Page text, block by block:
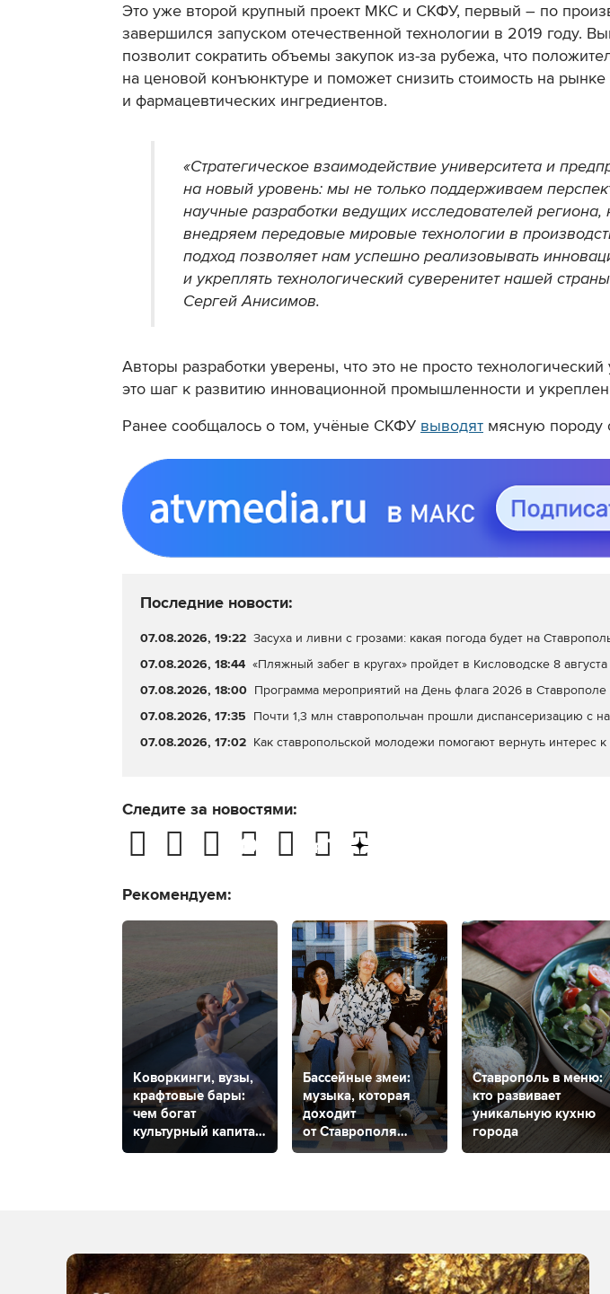
Это уже второй крупный проект МКС и СКФУ, первый – по
завершился запуском отечественной технологии в 2019 году.
позволит сократить объемы закупок из-за рубежа, что
на ценовой конъюнктуре и поможет снизить стоимость на
и фармацевтических ингредиентов.
«Стратегическое взаимодействие университета и
на новый уровень: мы не только поддерживаем
научные разработки ведущих исследователей региона,
внедряем передовые мировые технологии в
подход позволяет нам успешно реализовывать
и укреплять технологический суверенитет нашей
Сергей Анисимов.
Авторы разработки уверены, что это не просто технологический
это шаг к развитию инновационной промышленности и
Ранее сообщалось о том, учёные СКФУ выводят мясную породу
Последние новости:
07.08.2026, 19:22 Засуха и ливни с грозами: какая погода будет на
07.08.2026, 18:44 «Пляжный забег в кругах» пройдет в Кисловодске 8 августа
07.08.2026, 18:00 Программа мероприятий на День флага 2026 в Ставрополе
07.08.2026, 17:35 Почти 1,3 млн ставропольчан прошли диспансеризацию с
07.08.2026, 17:02 Как ставропольской молодежи помогают вернуть интерес к
Следите за новостями:
Рекомендуем:
Коворкинги, вузы,
крафтовые бары:
чем богат
культурный капитал
Ставрополя?
Бассейные змеи:
музыка, которая
доходит
от Ставрополя
до Мехико
Ставрополь в меню:
кто развивает
уникальную кухню
города